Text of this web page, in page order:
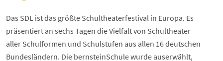
Das SDL ist das größte Schultheaterfestival in Europa. Es
präsentiert an sechs Tagen die Vielfalt von Schultheater
aller Schulformen und Schulstufen aus allen 16 deutschen
Bundesländern. Die bernsteinSchule wurde auserwählt,